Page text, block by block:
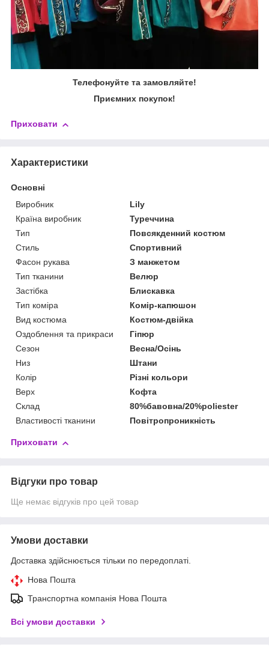
Телефонуйте та замовляйте!
Приємних покупок!
Приховати
Характеристики
Основні
Виробник
Lily
Країна виробник
Туреччина
Тип
Повсякденний костюм
Стиль
Спортивний
Фасон рукава
З манжетом
Тип тканини
Велюр
Застібка
Блискавка
Тип коміра
Комір-капюшон
Вид костюма
Костюм-двійка
Оздоблення та прикраси
Гіпюр
Сезон
Весна/Осінь
Низ
Штани
Колір
Різні кольори
Верх
Кофта
Склад
80%бавовна/20%poliester
Властивості тканини
Повітропроникність
Приховати
Відгуки про товар
Ще немає відгуків про цей товар
Умови доставки
Доставка здійснюється тільки по передоплаті.
Нова Пошта
Транспортна компанія Нова Пошта
Всі умови доставки